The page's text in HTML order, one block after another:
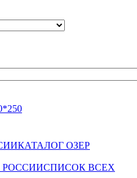
КАТАЛОГ ОЗЕР
СПИСОК ВСЕХ